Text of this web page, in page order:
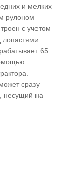
и мелких
рулоном
с учетом
лопастями
65
сразу
несущий на